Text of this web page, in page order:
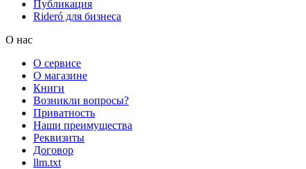
Публикация
Rideró для бизнеса
О нас
О сервисе
О магазине
Книги
Возникли вопросы?
Приватность
Наши преимущества
Реквизиты
Договор
llm.txt